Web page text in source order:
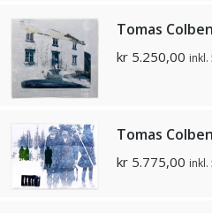
Tomas
kr 5.250,00 inkl.
Tomas
kr 5.775,00 inkl.